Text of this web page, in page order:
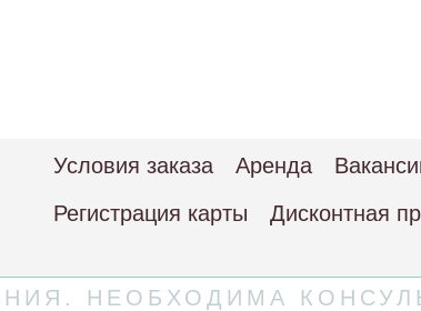
Условия заказа Аренда
Регистрация карты
Дисконтная
НЕОБХОДИМА